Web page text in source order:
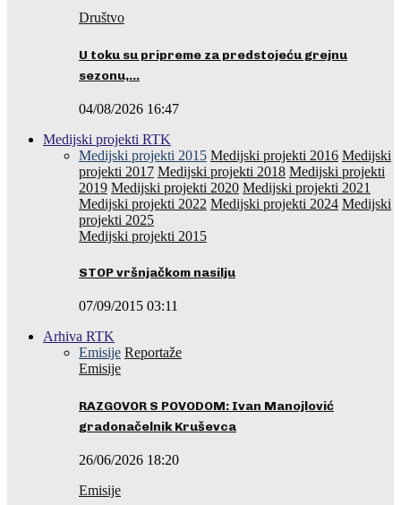
Društvo
U toku su pripreme za predstojeću grejnu
sezonu,…
04/08/2026 16:47
Medijski projekti RTK
Medijski projekti 2015 Medijski projekti 2016 Medijski
projekti 2017 Medijski projekti 2018 Medijski projekti
2019 Medijski projekti 2020 Medijski projekti 2021
Medijski projekti 2022 Medijski projekti 2024 Medijski
projekti 2025
Medijski projekti 2015
STOP vršnjačkom nasilju
07/09/2015 03:11
Arhiva RTK
Emisije Reportaže
Emisije
RAZGOVOR S POVODOM: Ivan Manojlović
gradonačelnik Kruševca
26/06/2026 18:20
Emisije